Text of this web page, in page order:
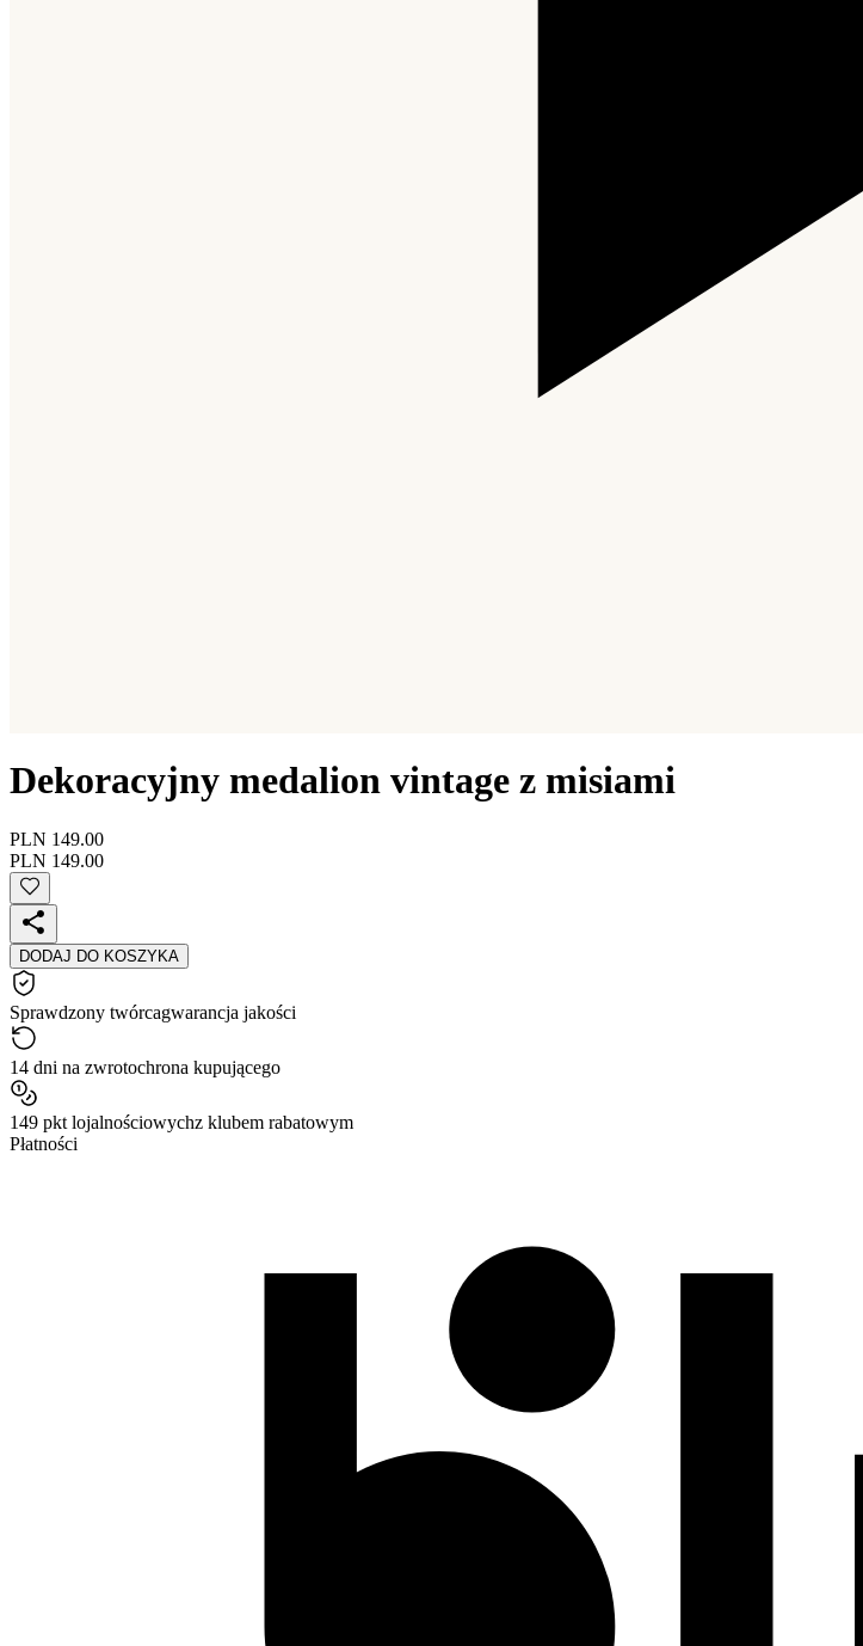
Dekoracyjny medalion vintage z misiami
PLN 149.00
PLN 149.00
DODAJ DO KOSZYKA
Sprawdzony twórcagwarancja jakości
14 dni na zwrotochrona kupującego
149 pkt lojalnościowychz klubem rabatowym
Płatności